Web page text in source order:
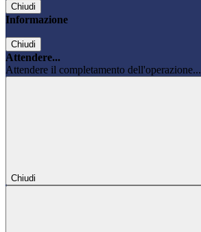
Chiudi
Informazione
Chiudi
Attendere...
Attendere il completamento dell'operazione...
Chiudi